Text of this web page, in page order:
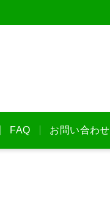
FAQ お問い合わせ